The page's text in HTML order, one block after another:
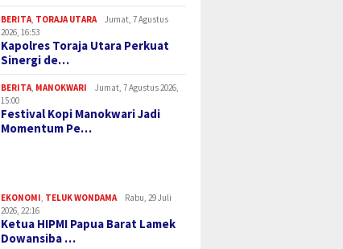
BERITA TORAJA UTARA
Jumat, 7 Agustus
2026, 16:53
Kapolres Toraja Utara Perkuat
Sinergi de…
BERITA MANOKWARI
Jumat, 7 Agustus 2026,
15:00
Festival Kopi Manokwari Jadi
Momentum Pe…
EKONOMI TELUK WONDAMA
Rabu, 29 Juli
2026, 22:16
Ketua HIPMI Papua Barat Lamek
Dowansiba …